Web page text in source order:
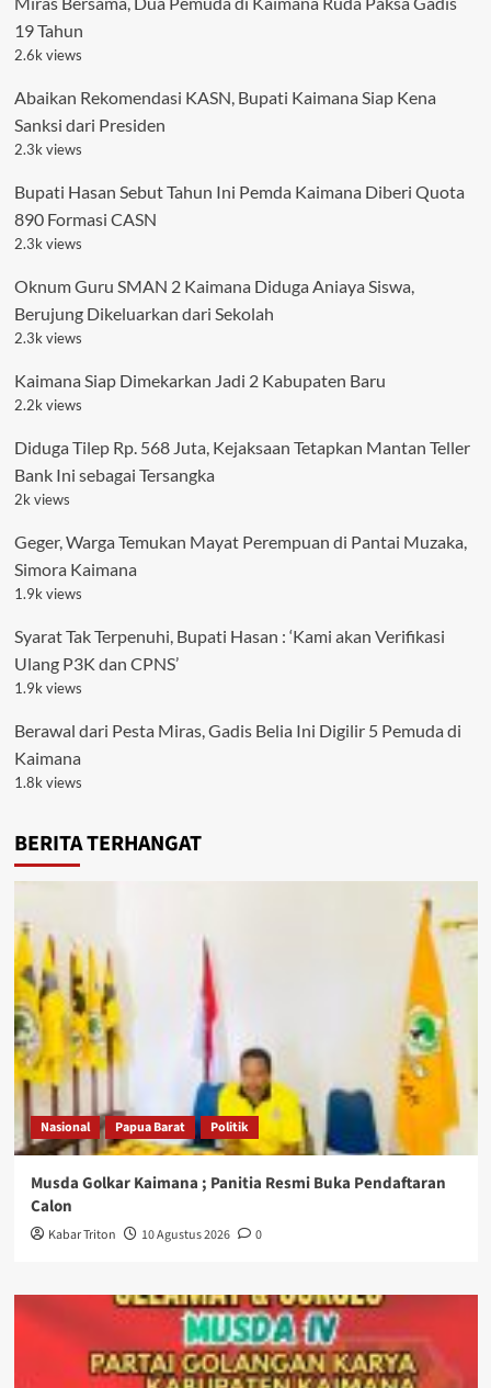
19 Tahun
2.6k views
Abaikan Rekomendasi KASN, Bupati Kaimana Siap Kena
Sanksi dari Presiden
2.3k views
Bupati Hasan Sebut Tahun Ini Pemda Kaimana Diberi Quota
890 Formasi CASN
2.3k views
Oknum Guru SMAN 2 Kaimana Diduga Aniaya Siswa,
Berujung Dikeluarkan dari Sekolah
2.3k views
Kaimana Siap Dimekarkan Jadi 2 Kabupaten Baru
2.2k views
Diduga Tilep Rp. 568 Juta, Kejaksaan Tetapkan Mantan Teller
Bank Ini sebagai Tersangka
2k views
Geger, Warga Temukan Mayat Perempuan di Pantai Muzaka,
Simora Kaimana
1.9k views
Syarat Tak Terpenuhi, Bupati Hasan : ‘Kami akan Verifikasi
Ulang P3K dan CPNS’
1.9k views
Berawal dari Pesta Miras, Gadis Belia Ini Digilir 5 Pemuda di
Kaimana
1.8k views
BERITA TERHANGAT
Nasional Papua Barat Politik
Musda Golkar Kaimana ; Panitia Resmi Buka Pendaftaran
Calon
Kabar Triton 10 Agustus 2026 0